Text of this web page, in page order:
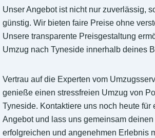
Unser Angebot ist nicht nur zuverlässig,
günstig. Wir bieten faire Preise ohne
Unsere transparente Preisgestaltung
Umzug nach Tyneside innerhalb deines
Vertrau auf die Experten vom
genieße einen stressfreien Umzug von
Tyneside. Kontaktiere uns noch heute für
Angebot und lass uns gemeinsam
erfolgreichen und angenehmen Erlebnis